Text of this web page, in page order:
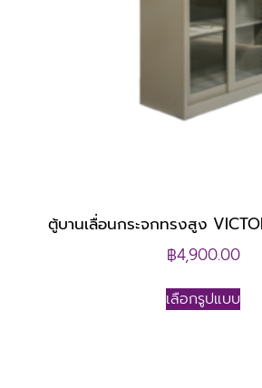
ตู้บานเลื่อนกระจกทรงสูง
฿4,900.00
เลือกรูปแบบ